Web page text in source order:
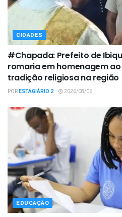
CIDADES
#Chapada: Prefeito de
romaria em homenagem
tradição religiosa na região
PORESTAGIÁRIO 2 2026/08/06
EDUCAÇÃO